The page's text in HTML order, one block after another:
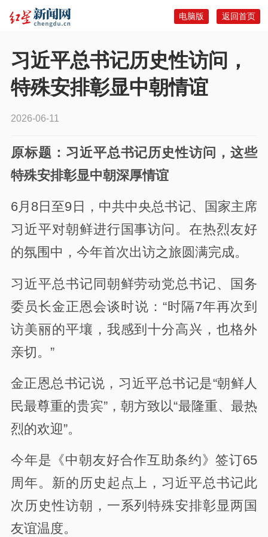
返回首页
电脑版
习近平总书记历史性访问，
特殊安排彰显中朝情谊
2026-06-11
原标题： 习近平总书记历史性访问，这些
特殊安排彰显中朝深厚情谊
6月8日至9日，中共中央总书记、国家主席
习近平对朝鲜进行国事访问。在热烈友好
的氛围中，今年首次出访之旅圆满完成。
习近平总书记同朝鲜劳动党总书记、国务
委员长金正恩会谈时说：“时隔7年再次到
访美丽的平壤，我感到十分高兴，也格外
亲切。”
金正恩总书记说，习近平总书记是“朝鲜人
民最尊重的贵宾”，朝方致以“最隆重、最热
烈的欢迎”。
今年是《中朝友好合作互助条约》签订65
周年。新的历史起点上，习近平总书记此
次历史性访朝，一系列特殊安排彰显两国
友谊温度。